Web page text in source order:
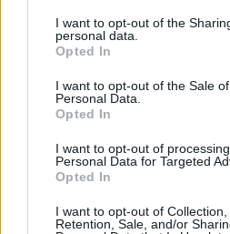
not limited to your visit or usage
grant or deny consent to Google
use your data for below specified
consent section.
I want to opt-out of the
personal data.
Opted In
I want to opt-out of the Sale
Personal Data.
Opted In
I want to opt-out of
Personal Data for Targeted
Opted In
I want to opt-out of Collection,
Retention, Sale, and/or
Η χριστουγεννιάτικη
που έκανε τους πάντες να
[βίντεο]